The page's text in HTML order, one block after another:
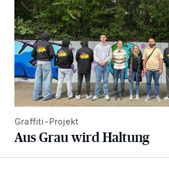
Graffiti-Projekt
Aus Grau wird Haltung